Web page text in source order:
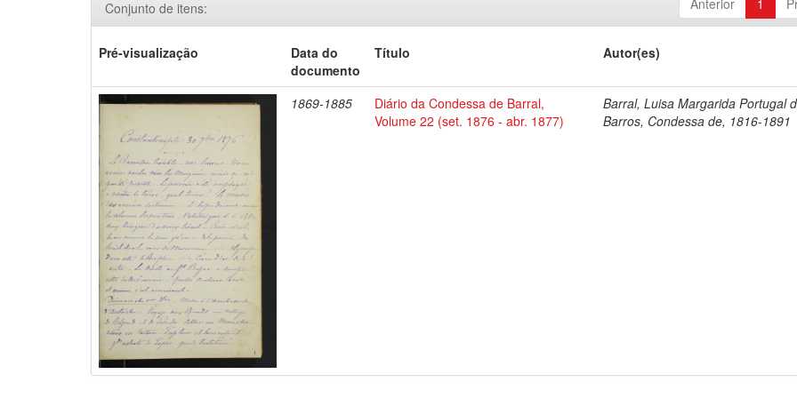
Anterior 1
Conjunto de itens:
Pré-visualização
Data do
documento
Título Autor(es)
1869-1885
Diário da Condessa de Barral,
Volume 22 (set. 1876 - abr. 1877)
Barral, Luisa Margarida Portugal
Barros, Condessa de, 1816-1891